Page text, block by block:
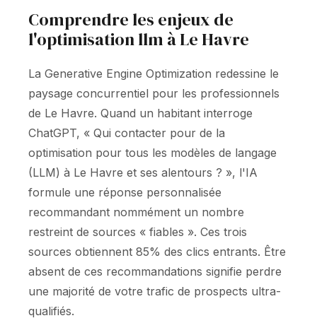
Comprendre les enjeux de
l'optimisation llm à Le Havre
La Generative Engine Optimization redessine le
paysage concurrentiel pour les professionnels
de Le Havre. Quand un habitant interroge
ChatGPT, « Qui contacter pour de la
optimisation pour tous les modèles de langage
(LLM) à Le Havre et ses alentours ? », l'IA
formule une réponse personnalisée
recommandant nommément un nombre
restreint de sources « fiables ». Ces trois
sources obtiennent 85% des clics entrants. Être
absent de ces recommandations signifie perdre
une majorité de votre trafic de prospects ultra-
qualifiés.